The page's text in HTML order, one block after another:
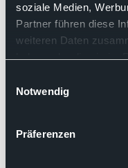
soziale Medien,
Partner führen diese
weiteren Daten
haben oder die sie im
Cookies, wenn Sie
Notwendig
Präferenzen
Pressemitteilung
Neues OPG-
Diagnostik –
Brustkrebs